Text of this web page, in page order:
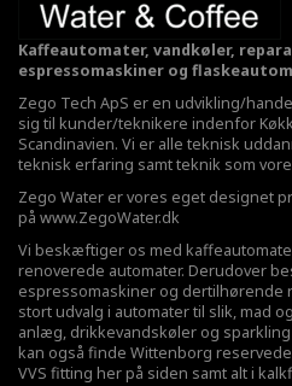
Kaffeautomater, vandkøler,
espressomaskiner og
Zego Tech ApS er en udvikling/
sig til kunder/teknikere indenfor
Scandinavien. Vi er alle teknisk
teknisk erfaring samt teknik som
Zego Water er vores eget designet
på www.ZegoWater.dk
Vi beskæftiger os med
renoverede automater. Derudover
espressomaskiner og dertilhørende
stort udvalg i automater til slik, mad
anlæg, drikkevandskøler og
kan også finde Wittenborg
VVS fitting her på siden samt alt i